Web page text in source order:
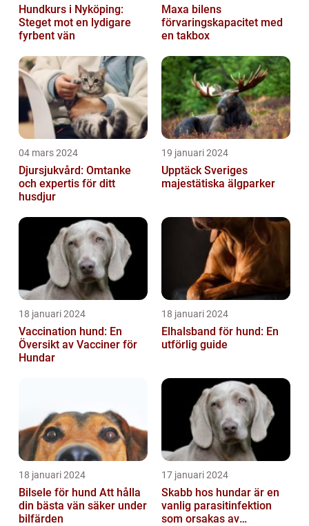
Hundkurs i Nyköping:
Steget mot en lydigare
fyrbent vän
Maxa bilens
förvaringskapacitet med
en takbox
04 mars 2024
Djursjukvård: Omtanke
och expertis för ditt
husdjur
19 januari 2024
Upptäck Sveriges
majestätiska älgparker
18 januari 2024
Vaccination hund: En
Översikt av Vacciner för
Hundar
18 januari 2024
Elhalsband för hund: En
utförlig guide
18 januari 2024
Bilsele för hund Att hålla
din bästa vän säker under
bilfärden
17 januari 2024
Skabb hos hundar är en
vanlig parasitinfektion
som orsakas av